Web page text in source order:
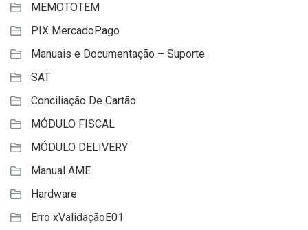
MEMOTOTEM
PIX MercadoPago
Manuais e Documentação – Suporte
SAT
Conciliação De Cartão
MÓDULO FISCAL
MÓDULO DELIVERY
Manual AME
Hardware
Erro xValidaçãoE01